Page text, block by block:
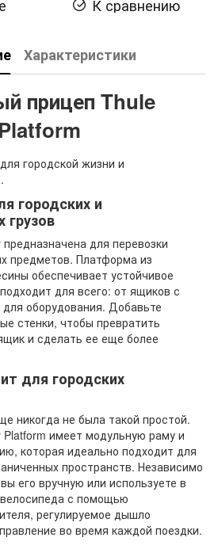
К сравнению
Характеристики
прицеп Thule
городской жизни и
городских и
грузов
для перевозки
предметов. Платформа из
обеспечивает устойчивое
для всего: от ящиков с
оборудования. Добавьте
стенки, чтобы превратить
и сделать ее еще более
для городских
никогда не была такой простой.
имеет модульную раму и
которая идеально подходит для
пространств. Независимо
его вручную или используете в
с помощью
регулируемое дышло
во время каждой поездки.